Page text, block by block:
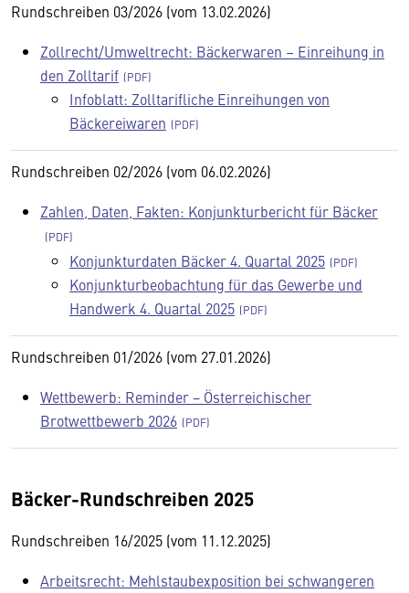
Rundschreiben 03/2026 (vom 13.02.2026)
Zollrecht/Umweltrecht: Bäckerwaren – Einreihung in
den Zolltarif
Infoblatt: Zolltarifliche Einreihungen von
Bäckereiwaren
Rundschreiben 02/2026 (vom 06.02.2026)
Zahlen, Daten, Fakten: Konjunkturbericht für Bäcker
Konjunkturdaten Bäcker 4. Quartal 2025
Konjunkturbeobachtung für das Gewerbe und
Handwerk 4. Quartal 2025
Rundschreiben 01/2026 (vom 27.01.2026)
Wettbewerb: Reminder − Österreichischer
Brotwettbewerb 2026
Bäcker-Rundschreiben 2025
Rundschreiben 16/2025 (vom 11.12.2025)
Arbeitsrecht: Mehlstaubexposition bei schwangeren